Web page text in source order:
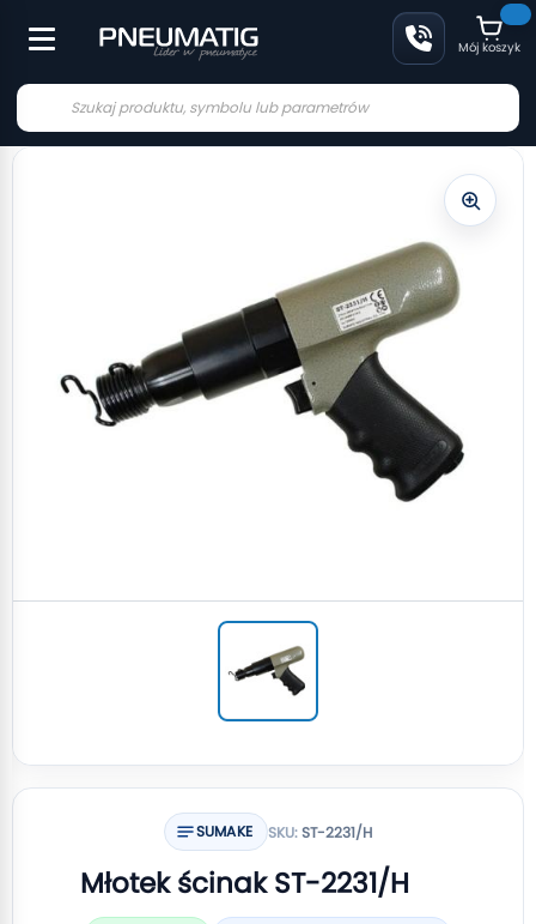
Mój koszyk
SUMAKE SKU:ST-2231/H
Młotek ścinak ST-2231/H